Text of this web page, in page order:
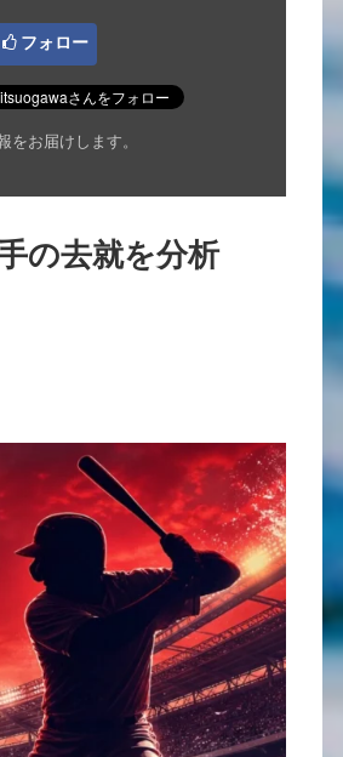
フォロー
をお届けします。
の去就を分析